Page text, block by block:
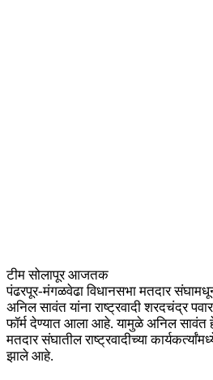
टीम सोलापूर आजतक
पंढरपूर-मंगळवेढा विधानसभा मतदार
अनिल सावंत यांना राष्ट्रवादी शरदचंद्र पवार
फॉर्म देण्यात आला आहे. यामुळे अनिल सावंत
मतदार संघातील राष्ट्रवादीच्या
झाले आहे.